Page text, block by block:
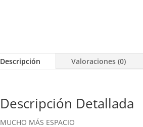
Descripción Valoraciones (0)
Descripción Detallada
MUCHO MÁS ESPACIO